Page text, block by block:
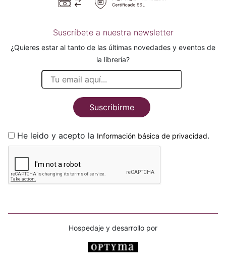
Suscríbete a nuestra newsletter
¿Quieres estar al tanto de las últimas novedades y eventos de
la librería?
Suscribirme
He leido y acepto la Información básica de privacidad.
Hospedaje y desarrollo por